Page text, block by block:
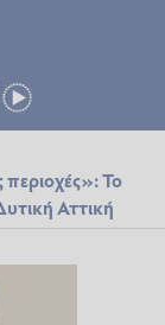
περιοχές»: Το
Αττική